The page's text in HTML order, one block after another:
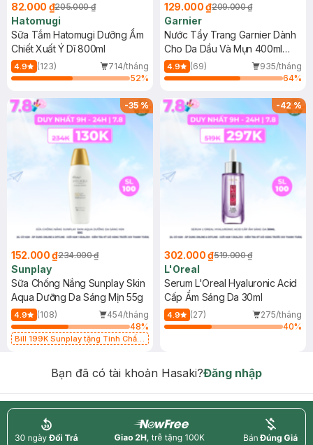
82.000 ₫205.000 ₫
Hatomugi
Sữa Tắm Hatomugi Dưỡng Ẩm
Chiết Xuất Ý Dĩ 800ml
4.9 (123)
714/tháng
52%
129.000 ₫209.000 ₫
Garnier
Nước Tẩy Trang Garnier Dành
Cho Da Dầu Và Mụn 400ml
(Mới)
4.9 (69)
935/tháng
64%
-35%
152.000 ₫234.000 ₫
Sunplay
Sữa Chống Nắng Sunplay Skin
Aqua Dưỡng Da Sáng Mịn 55g
4.9 (108)
454/tháng
48%
Bill 199K Sunplay tặng Tinh Chất
-42%
302.000 ₫519.000 ₫
L'Oreal
Serum L'Oreal Hyaluronic Acid
Cấp Ẩm Sáng Da 30ml
4.9 (27)
275/tháng
40%
Bạn đã có tài khoản Hasaki?Đăng nhập